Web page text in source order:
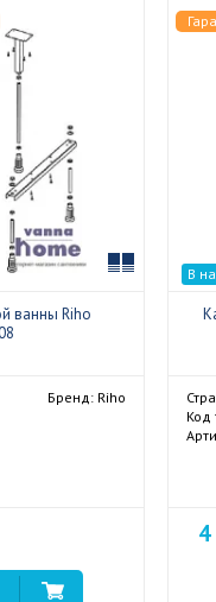
ванны Riho
Бренд: Riho
В
Код